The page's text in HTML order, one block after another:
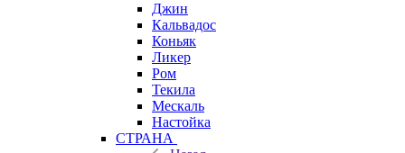
Джин
Кальвадос
Коньяк
Ликер
Ром
Текила
Мескаль
Настойка
СТРАНА